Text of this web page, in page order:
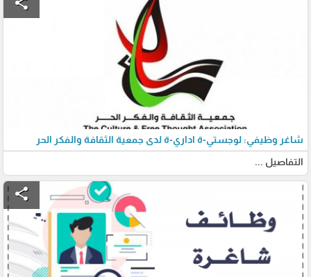
شاغر وظيفي: لوجستي-ة اداري-ة لدى جمعية الثقافة والفكر الحر
التفاصيل ...
share